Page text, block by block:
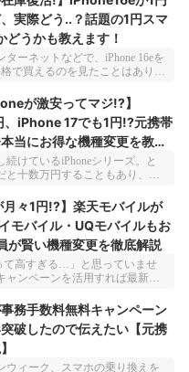
のまま負担増」とは限りませ
ット割などを活用すれば、実質
こともあるんです！今回は、ワ
ーが知っておくべき、値上げ対
ご紹介します。
実際どう..？話題の1円スマ
どうかも教えます！
ーネットなどで、iPhone 16eを
で買えるのを見たことはありま
本体価格は数年前からどんどん
で、少しでも安くスマホを買い
しいですよね。でも、「どうし
？」「何か裏があるのでは？」
人も多いはず。そこで今回は、1
、iPhone 16eをお得に購入でき
介していきます！この機会に
換えて、数万円得しちゃいましょ
が激安ってマジ!?】
iPhone 17でも1円!?元携帯
当にお得な機種変更を教え
続けているiPhoneシリーズ。と
と十数万円することもあり、
しにくい」と考えている人も多
ょうか？iPhoneを安く購入する
施策をうまく利用するのがひと
でiPhone 16・iPhone 17を激
見つけたので、ぜひご紹介した
型iPhoneの購入を検討している
すよ！
月々1円!?】楽天モバイルが
モバイル・UQモバイルもお
が賢い機種変更を徹底解説
て高すぎる…」と思っていませ
ャンペーンを活用すれば最新の
安く使える方法があるんです！
使えるキャンペーンもあるの
人は要チェックですよ。今回
お得に使える「楽天モバイル」
「UQモバイル」のキャンペーン
説します。新しい機種に乗り換
務手数料無料キャンペーン
破したので伝えたい【元携
ウィーク、スマホの乗り換えを